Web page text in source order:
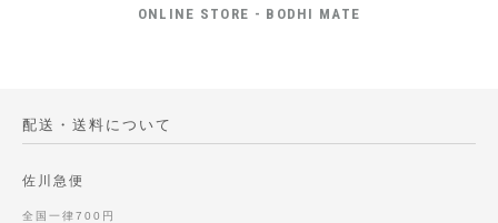
ONLINE STORE - BODHI MATE
配送・送料について
佐川急便
全国一律700円